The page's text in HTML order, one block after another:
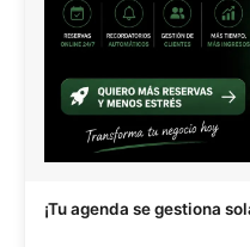
¡Tu agenda se gestiona